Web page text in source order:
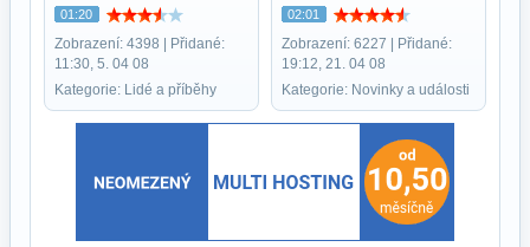
01:20
Zobrazení: 4398 | Přidané:
11:30, 5. 04 08
Kategorie: Lidé a příběhy
02:01
Zobrazení: 6227 | Přidané:
19:12, 21. 04 08
Kategorie: Novinky a události